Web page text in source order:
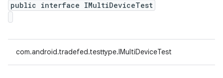
public interface IMultiDeviceTest
com.android.tradefed.testtype.IMultiDeviceTest